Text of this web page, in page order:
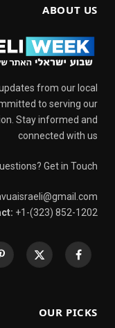
ABOUT US
from our local
to serving our
Stay informed and
connected with us
Get in Touch
+1-(323) 852-1202
Facebook
X
OUR PICKS